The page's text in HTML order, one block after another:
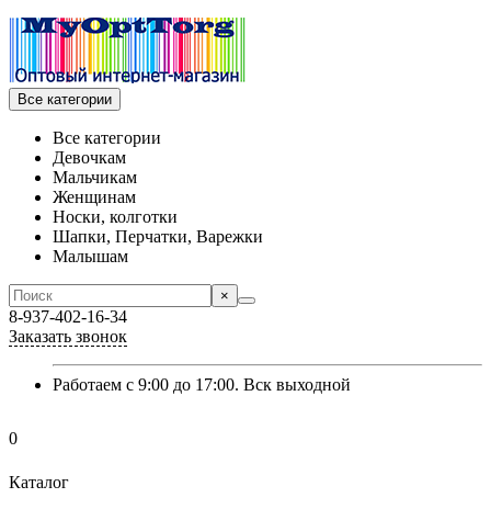
Все категории
Все категории
Девочкам
Мальчикам
Женщинам
Носки, колготки
Шапки, Перчатки, Варежки
Малышам
×
8-937-402-16-34
Заказать звонок
Работаем с 9:00 до 17:00. Вск выходной
0
Каталог